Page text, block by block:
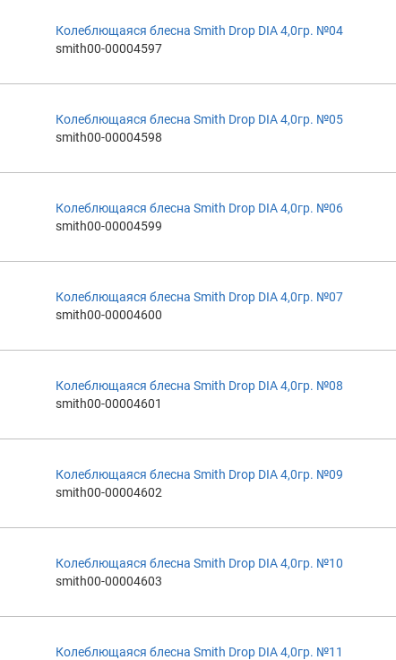
Колеблющаяся блесна Smith Drop DIA 4,0гр. №04
smith00-00004597
Колеблющаяся блесна Smith Drop DIA 4,0гр. №05
smith00-00004598
Колеблющаяся блесна Smith Drop DIA 4,0гр. №06
smith00-00004599
Колеблющаяся блесна Smith Drop DIA 4,0гр. №07
smith00-00004600
Колеблющаяся блесна Smith Drop DIA 4,0гр. №08
smith00-00004601
Колеблющаяся блесна Smith Drop DIA 4,0гр. №09
smith00-00004602
Колеблющаяся блесна Smith Drop DIA 4,0гр. №10
smith00-00004603
Колеблющаяся блесна Smith Drop DIA 4,0гр. №11